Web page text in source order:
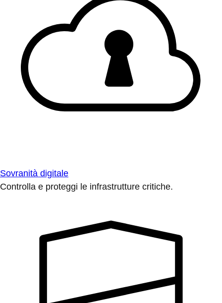
Sovranità digitale
Controlla e proteggi le infrastrutture critiche.